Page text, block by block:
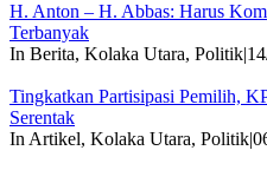
H. Anton – H. Abbas: Harus
Terbanyak
In Berita, Kolaka Utara, Politik|
Tingkatkan Partisipasi Pemilih,
Serentak
In Artikel, Kolaka Utara, Politik|